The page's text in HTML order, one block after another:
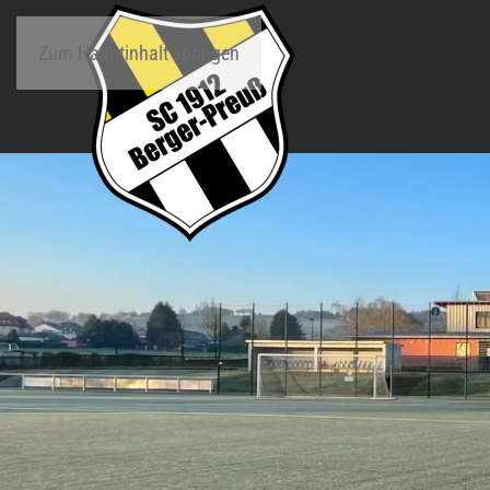
Zum Hauptinhalt springen